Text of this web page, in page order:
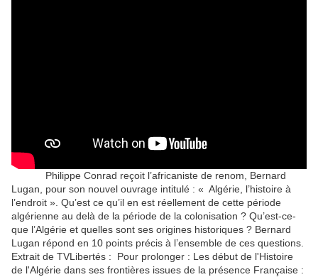
Philippe Conrad reçoit l’africaniste de renom, Bernard
Lugan, pour son nouvel ouvrage intitulé : « Algérie, l’histoire à
l’endroit ». Qu’est ce qu’il en est réellement de cette période
algérienne au delà de la période de la colonisation ? Qu’est-ce-
que l’Algérie et quelles sont ses origines historiques ? Bernard
Lugan répond en 10 points précis à l’ensemble de ces questions.
Extrait de TVLibertés : Pour prolonger : Les début de l'Histoire
de l'Algérie dans ses frontières issues de la présence Française :